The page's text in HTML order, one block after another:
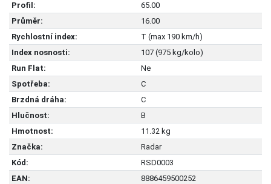
Profil:
65.00
Průměr:
16.00
Rychlostní index:
T (max 190 km/h)
Index nosnosti:
107 (975 kg/kolo)
Run Flat:
Ne
Spotřeba:
C
Brzdná dráha:
C
Hlučnost:
B
Hmotnost:
11.32 kg
Značka:
Radar
Kód:
RSD0003
EAN:
8886459500252